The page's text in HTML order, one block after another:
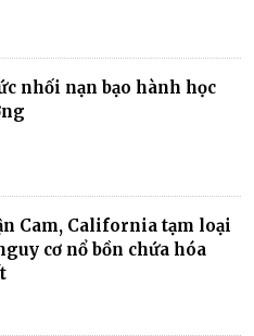
nhối nạn bạo hành học
Cam, California tạm loại
cơ nổ bồn chứa hóa